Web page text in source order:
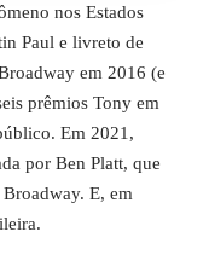
nos Estados
Paul e livreto de
em 2016 (e
prêmios Tony em
Em 2021,
por Ben Platt, que
E, em